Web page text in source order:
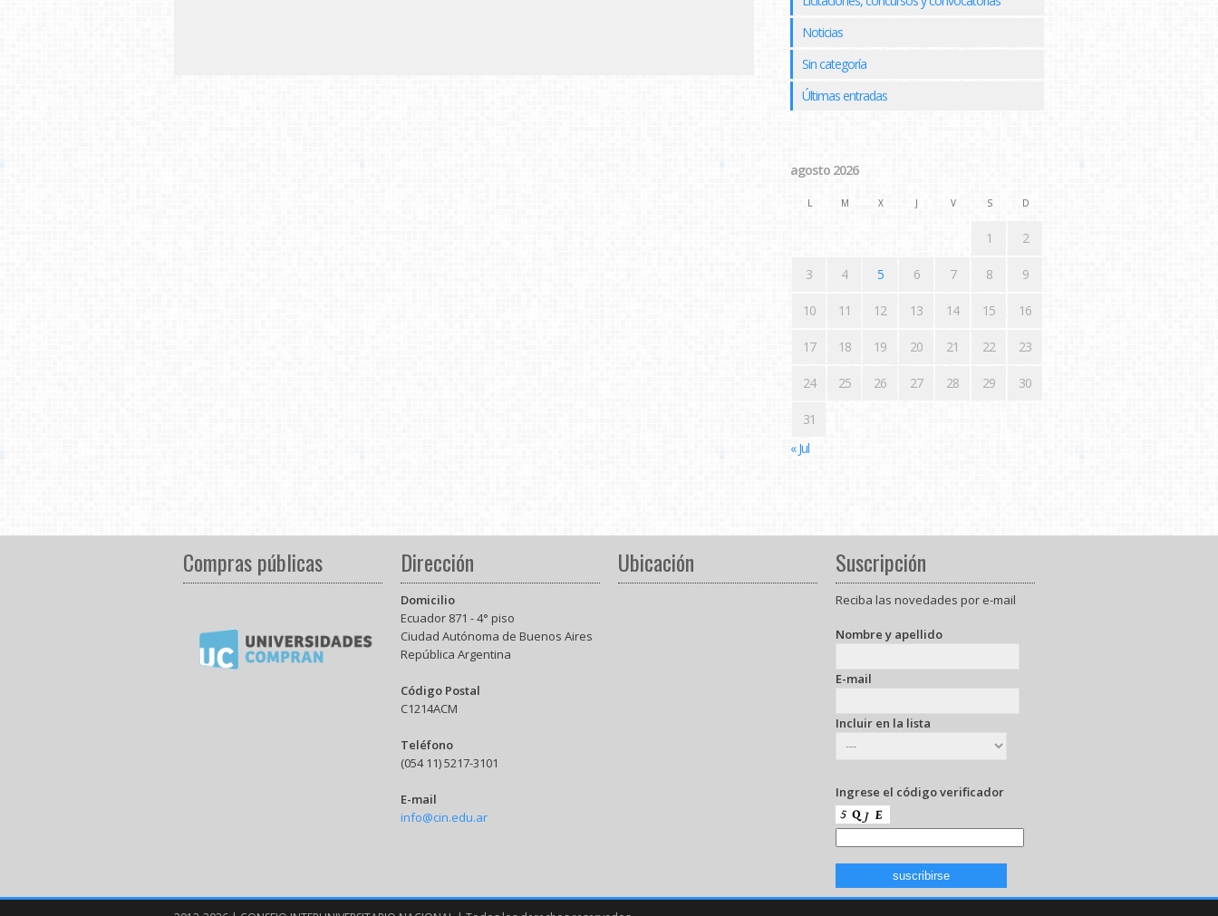
Noticias
Sin categoría
Últimas entradas
agosto 2026
L M X J V S D
1 2
3 4 5 6 7 8 9
10 11 12 13 14 15 16
17 18 19 20 21 22 23
24 25 26 27 28 29 30
31
« Jul
Compras públicas Dirección
Domicilio
Ecuador 871 - 4° piso
Ciudad Autónoma de Buenos Aires
República Argentina
Código Postal
C1214ACM
Teléfono
(054 11) 5217-3101
E-mail
info@cin.edu.ar
Ubicación Suscripción
Reciba las novedades por e-mail
Nombre y apellido
E-mail
Incluir en la lista
Ingrese el código verificador